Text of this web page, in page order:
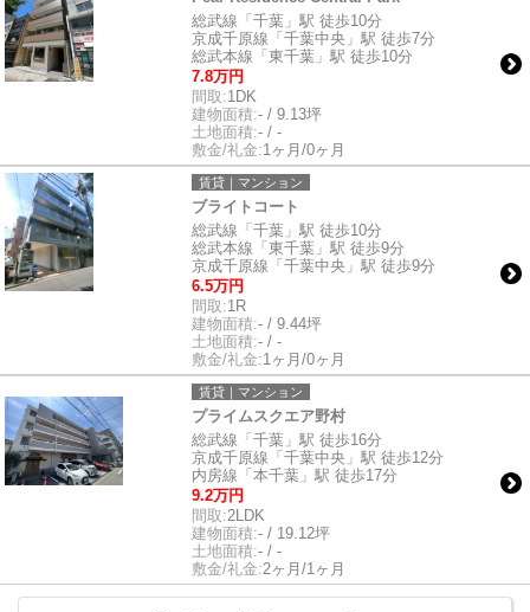
総武線「千葉」駅 徒歩10分
京成千原線「千葉中央」駅 徒歩7分
総武本線「東千葉」駅 徒歩10分
7.8万円
間取:1DK
建物面積:- / 9.13坪
土地面積:- / -
敷金/礼金:1ヶ月/0ヶ月
賃貸｜マンション
ブライトコート
総武線「千葉」駅 徒歩10分
総武本線「東千葉」駅 徒歩9分
京成千原線「千葉中央」駅 徒歩9分
6.5万円
間取:1R
建物面積:- / 9.44坪
土地面積:- / -
敷金/礼金:1ヶ月/0ヶ月
賃貸｜マンション
プライムスクエア野村
総武線「千葉」駅 徒歩16分
京成千原線「千葉中央」駅 徒歩12分
内房線「本千葉」駅 徒歩17分
9.2万円
間取:2LDK
建物面積:- / 19.12坪
土地面積:- / -
敷金/礼金:2ヶ月/1ヶ月